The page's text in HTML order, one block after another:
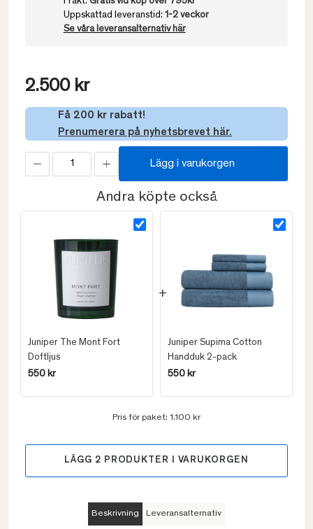
Uppskattad leveranstid: 1-2 veckor
Se våra leveransalternativ här
2.500 kr
Få 200 kr rabatt!
Prenumerera på nyhetsbrevet här.
Lägg i varukorgen
Andra köpte också
Juniper The Mont Fort
Doftljus
550 kr
Juniper Supima Cotton
Handduk 2-pack
550 kr
Pris för paket: 1.100 kr
LÄGG 2 PRODUKTER I VARUKORGEN
Beskrivning Leveransalternativ